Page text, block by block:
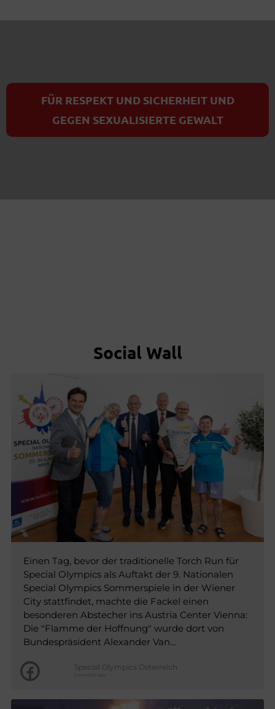
FÜR RESPEKT UND SICHERHEIT UND
Social Wall